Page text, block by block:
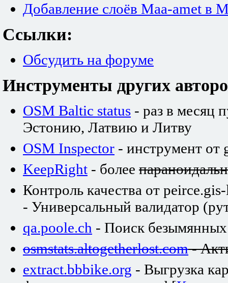
Добавление слоёв Maa-amet в
Ссылки:
Обсудить на форуме
Инструменты других
OSM Baltic status - раз в месяц
Эстонию, Латвию и Литву
OSM Inspector - инструмент от
KeepRight - более
Контроль качества от
- Универсальный валидатор
qa.poole.ch - Поиск
osmstats.altogetherlost.com-
extract.bbbike.org - Выгрузка